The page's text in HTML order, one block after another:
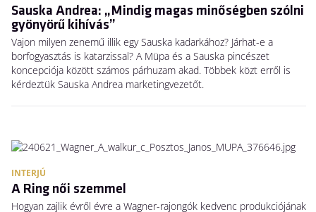
Sauska Andrea: „Mindig magas minőségben szólni
gyönyörű kihívás”
Vajon milyen zenemű illik egy Sauska kadarkához? Járhat-e a
borfogyasztás is katarzissal? A Müpa és a Sauska pincészet
koncepciója között számos párhuzam akad. Többek közt erről is
kérdeztük Sauska Andrea marketingvezetőt.
INTERJÚ
A Ring női szemmel
Hogyan zajlik évről évre a Wagner-rajongók kedvenc produkciójának